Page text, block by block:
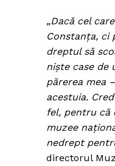
„Dacă cel
Constanţa, ci
dreptul să
nişte case de
părerea mea
acestuia.
fel, pentru că
muzee
nedrept
directorul